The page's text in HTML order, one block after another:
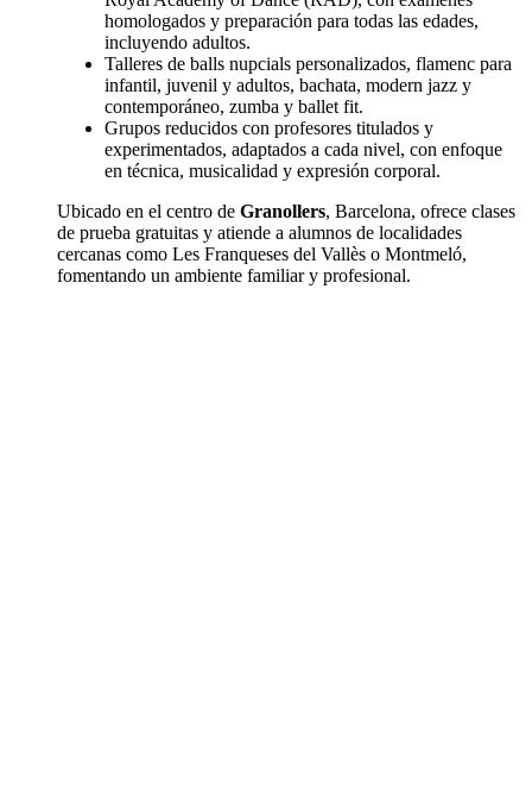
homologados y preparación para todas las edades,
incluyendo adultos.
Talleres de balls nupcials personalizados, flamenc para
infantil, juvenil y adultos, bachata, modern jazz y
contemporáneo, zumba y ballet fit.
Grupos reducidos con profesores titulados y
experimentados, adaptados a cada nivel, con enfoque
en técnica, musicalidad y expresión corporal.
Ubicado en el centro de Granollers, Barcelona, ofrece clases
de prueba gratuitas y atiende a alumnos de localidades
cercanas como Les Franqueses del Vallès o Montmeló,
fomentando un ambiente familiar y profesional.